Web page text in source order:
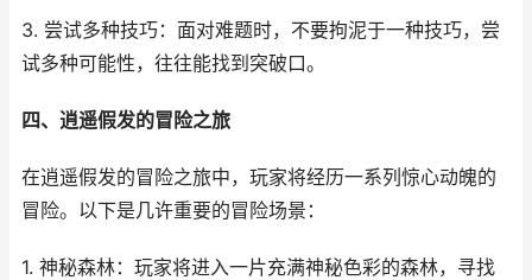
3. 尝试多种技巧：面对难题时，不要拘泥于一种技巧，尝
试多种可能性，往往能找到突破口。
四、逍遥假发的冒险之旅
在逍遥假发的冒险之旅中，玩家将经历一系列惊心动魄的
冒险。以下是几许重要的冒险场景：
1. 神秘森林：玩家将进入一片充满神秘色彩的森林，寻找